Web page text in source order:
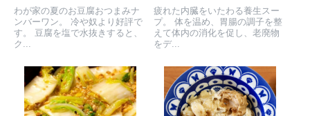
わが家の夏のお豆腐おつまみナ
ンバーワン。 冷や奴より好評で
す。 豆腐を塩で水抜きすると、
ク...
疲れた内臓をいたわる養生スー
プ。 体を温め、胃腸の調子を整
えて体内の消化を促し、老廃物
をデ...